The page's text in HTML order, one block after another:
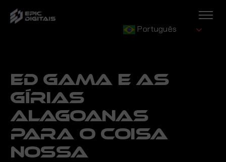
ED GAMA E AS
GÍRIAS
ALAGOANAS
PARA O COISA
NOSSA
Português